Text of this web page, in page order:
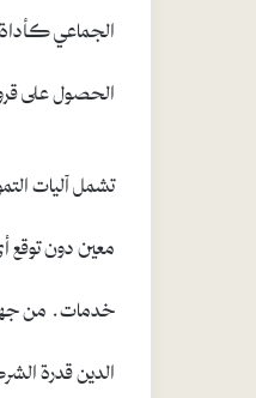
الجماعي كأداة
الحصول على
تشمل آليات
معين دون توقع
خدمات. من جهة
الدين قدرة